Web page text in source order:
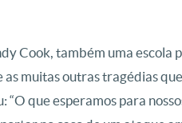
Cook, também uma escola
muitas outras tragédias
que esperamos para